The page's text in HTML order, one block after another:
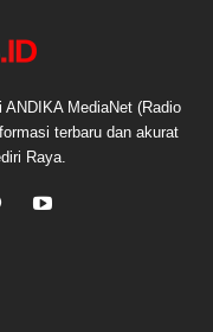
MediaNet (Radio
terbaru dan akurat
Raya.